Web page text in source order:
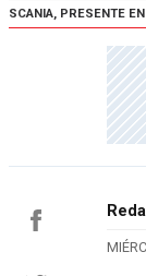
SCANIA, PRESENTE